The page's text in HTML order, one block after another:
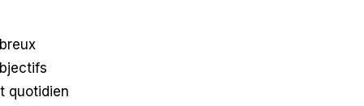
quotidien